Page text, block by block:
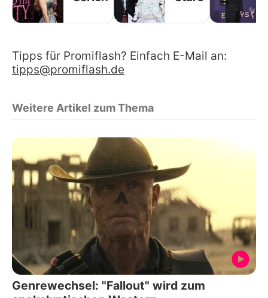
Tipps für Promiflash? Einfach E-Mail an:
tipps@promiflash.de
Weitere Artikel zum Thema
Genrewechsel: "Fallout" wird zum